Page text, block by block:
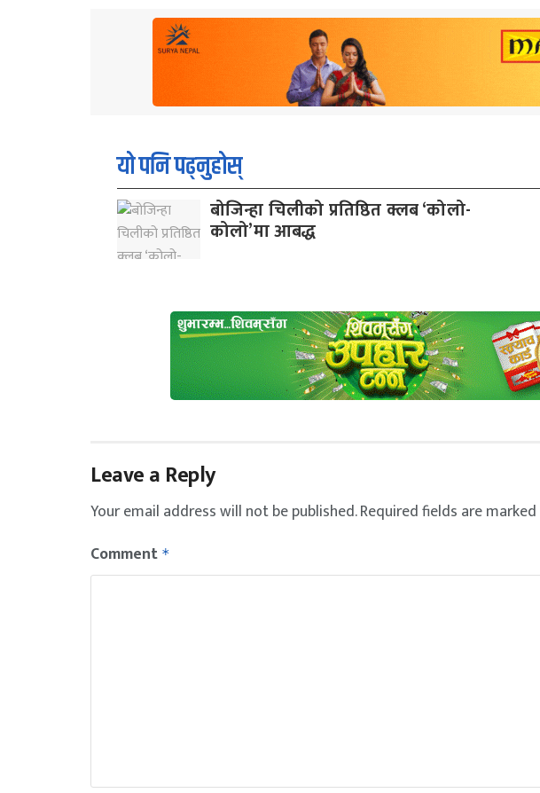
यो पनि पढ्नुहोस्
बोजिन्हा चिलीको प्रतिष्ठित क्लब ‘कोलो-
कोलो’मा आबद्ध
Leave a Reply
Your email address will not be published.Required fields are marked
Comment *